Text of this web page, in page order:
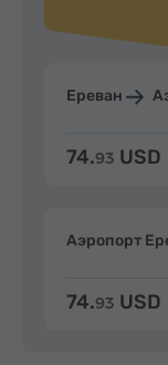
Ереван
74.93 USD
Аэропорт
74.93 USD